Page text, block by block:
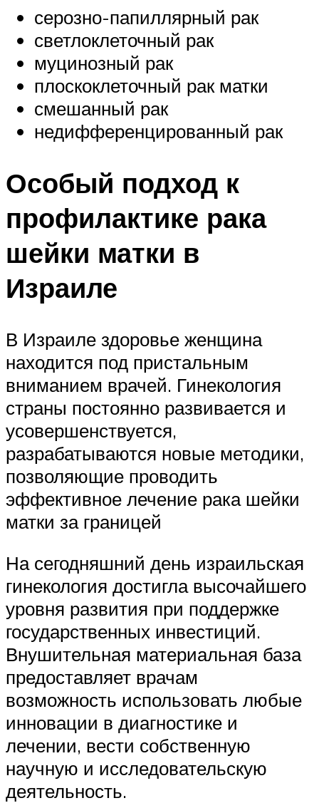
серозно-папиллярный рак
светлоклеточный рак
муцинозный рак
плоскоклеточный рак матки
смешанный рак
недифференцированный рак
Особый подход к
профилактике рака
шейки матки в
Израиле
В Израиле здоровье женщина
находится под пристальным
вниманием врачей. Гинекология
страны постоянно развивается и
усовершенствуется,
разрабатываются новые методики,
позволяющие проводить
эффективное лечение рака шейки
матки за границей
На сегодняшний день израильская
гинекология достигла высочайшего
уровня развития при поддержке
государственных инвестиций.
Внушительная материальная база
предоставляет врачам
возможность использовать любые
инновации в диагностике и
лечении, вести собственную
научную и исследовательскую
деятельность.